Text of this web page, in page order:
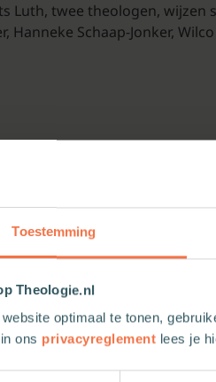
Toestemming
Theologie.nl
optimaal te tonen,
ons privacyreglement lees je
Luth, twee theologen,
Hanneke Schaap-Jonker,